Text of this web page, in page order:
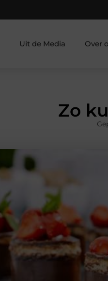
Uit de Media Over
Zo